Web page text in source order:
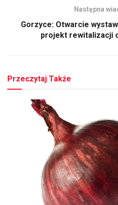
Następna
Gorzyce: Otwarcie
projekt rewitalizacji
Przeczytaj Także